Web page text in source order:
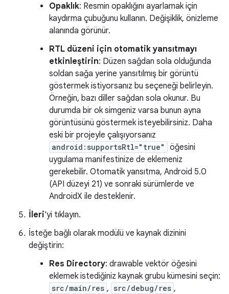
Opaklık: Resmin opaklığını ayarlamak için
kaydırma çubuğunu kullanın. Değişiklik, önizleme
alanında görünür.
RTL düzeni için otomatik yansıtmayı
etkinleştirin: Düzen sağdan sola olduğunda
soldan sağa yerine yansıtılmış bir görüntü
göstermek istiyorsanız bu seçeneği belirleyin.
Örneğin, bazı diller sağdan sola okunur. Bu
durumda bir ok simgeniz varsa bunun ayna
görüntüsünü göstermek isteyebilirsiniz. Daha
eski bir projeyle çalışıyorsanız
android:supportsRtl="true"
öğesini
uygulama manifestinize de eklemeniz
gerekebilir. Otomatik yansıtma, Android 5.0
(API düzeyi 21) ve sonraki sürümlerde ve
AndroidX ile desteklenir.
İleri'yi tıklayın.
İsteğe bağlı olarak modülü ve kaynak dizinini
değiştirin:
Res Directory: drawable vektör öğesini
eklemek istediğiniz kaynak grubu kümesini seçin:
src/main/res , src/debug/res ,